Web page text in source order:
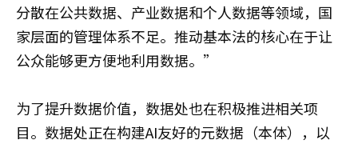
分散在公共数据、产业数据和个人数据等领域，国
家层面的管理体系不足。推动基本法的核心在于让
公众能够更方便地利用数据。”
为了提升数据价值，数据处也在积极推进相关项
目。数据处正在构建AI友好的元数据（本体），以